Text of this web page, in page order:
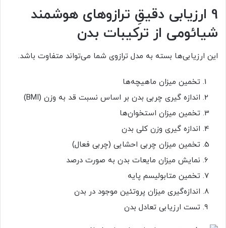
9 ارزیابی دقیقِ ترازوهای هوشمند
شیائومی از ترکیبات بدن
این ارزیابی‌ها بسته به مدل ترازوی شما می‌تواند متفاوت باشد.
تخمین میزان ماهیچه‌ها
اندازه گیری چربی بدن بر اساس نسبت قد به وزن (BMI)
تخمین میزان استخوان‌ها
اندازه گیری وزن کلی بدن
تخمین میزان چربی احشایی (چربی فعال)
نمایش میزان مایعات بدن به صورت درصد
تخمین متابولیسم پایه
اندازه‌گیری میزان پروتئین موجود در بدن
تست ارزیابی تعادل بدن